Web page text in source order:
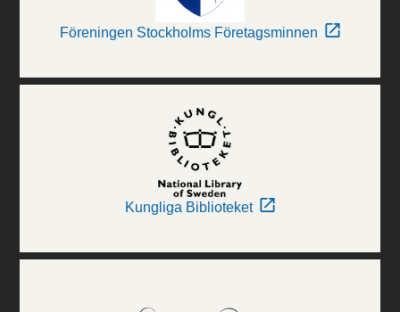
Föreningen Stockholms Företagsminnen
Kungliga Biblioteket